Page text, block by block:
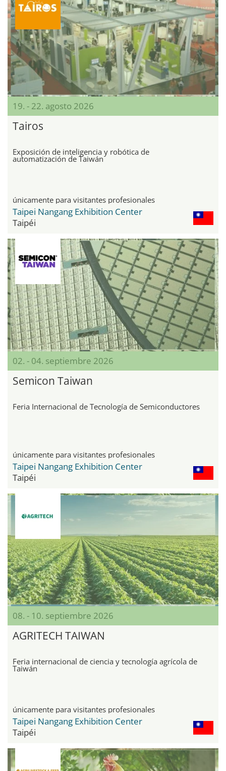
19. - 22. agosto 2026
Tairos
Exposición de inteligencia y robótica de
automatización de Taiwán
únicamente para visitantes profesionales
Taipei Nangang Exhibition Center
Taipéi
02. - 04. septiembre 2026
Semicon Taiwan
Feria Internacional de Tecnología de Semiconductores
únicamente para visitantes profesionales
Taipei Nangang Exhibition Center
Taipéi
08. - 10. septiembre 2026
AGRITECH TAIWAN
Feria internacional de ciencia y tecnología agrícola de
Taiwán
únicamente para visitantes profesionales
Taipei Nangang Exhibition Center
Taipéi